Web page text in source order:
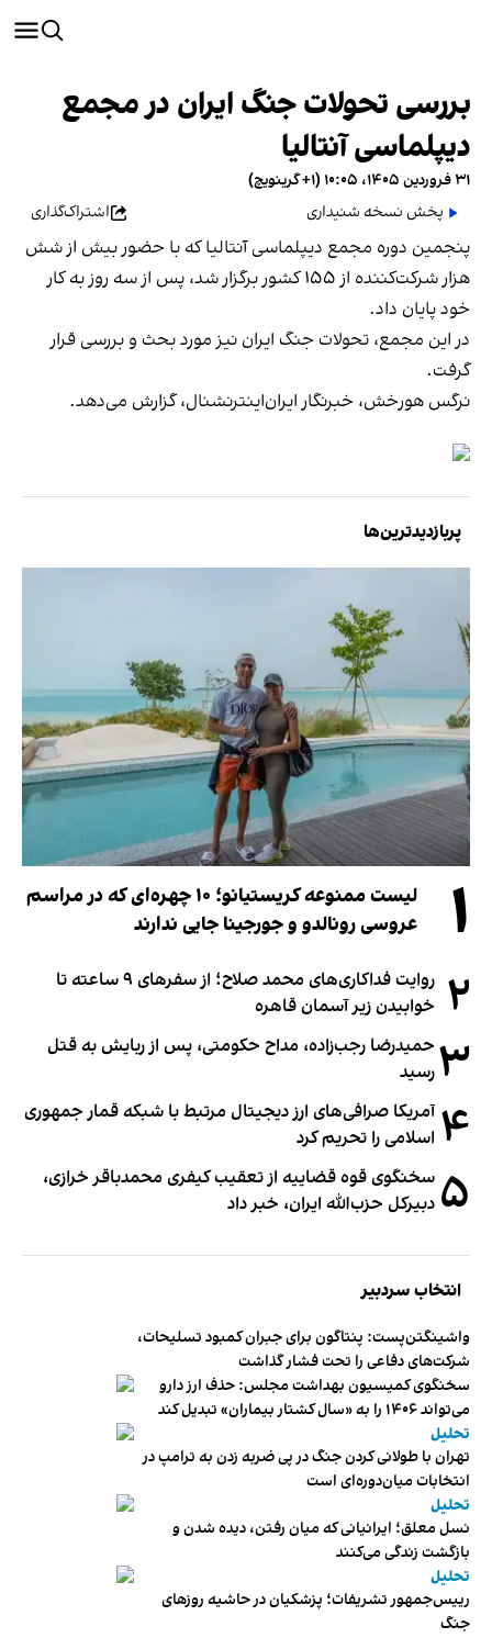
بررسی تحولات جنگ ایران در مجمع
دیپلماسی آنتالیا
۳۱ فروردین ۱۴۰۵، ۱۰:۰۵ (‎+۱ گرینویچ)
پخش نسخه شنیداری
اشتراک‌گذاری
پنجمین دوره مجمع دیپلماسی آنتالیا که با حضور بیش از شش
هزار شرکت‌کننده از ۱۵۵ کشور برگزار شد، پس از سه روز به کار
خود پایان داد.
در این مجمع، تحولات جنگ ایران نیز مورد بحث و بررسی قرار
گرفت.
نرگس هورخش، خبرنگار ایران‌اینترنشنال، گزارش می‌دهد.
پربازدیدترین‌ها
۱
لیست ممنوعه کریستیانو؛ ۱۰ چهره‌ای که در مراسم
عروسی رونالدو و جورجینا جایی ندارند
۲
روایت فداکاری‌های محمد صلاح؛ از سفرهای ۹ ساعته تا
خوابیدن زیر آسمان قاهره
۳ حمیدرضا رجب‌زاده، مداح حکومتی، پس از ربایش به قتل
رسید
۴ آمریکا صرافی‌های ارز دیجیتال مرتبط با شبکه قمار جمهوری
اسلامی را تحریم کرد
۵ سخنگوی قوه قضاییه از تعقیب کیفری محمدباقر خرازی،
دبیر‌کل حزب‌الله ایران، خبر داد
انتخاب سردبیر
واشینگتن‌پست: پنتاگون برای جبران کمبود تسلیحات،
شرکت‌های دفاعی را تحت فشار گذاشت
سخنگوی کمیسیون بهداشت مجلس: حذف ارز دارو
می‌تواند ۱۴۰۶ را به «سال کشتار بیماران» تبدیل کند
تحلیل
تهران با طولانی کردن جنگ در پی ضربه زدن به ترامپ در
انتخابات میان‌دوره‌ای است
تحلیل
نسل معلق؛ ایرانیانی که میان رفتن، دیده شدن و
بازگشت زندگی می‌کنند
تحلیل
رییس‌جمهور تشریفات؛ پزشکیان در حاشیه روزهای
جنگ